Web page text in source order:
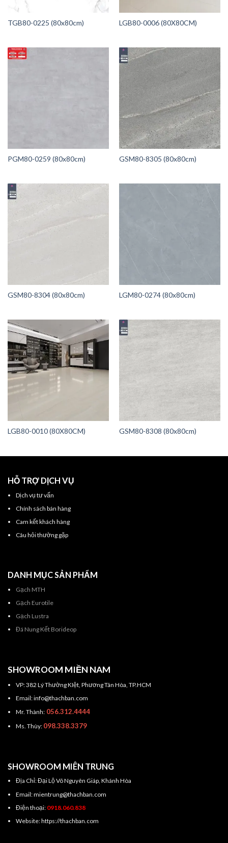
TGB80-0225 (80x80cm) LGB80-0006 (80X80CM)
PGM80-0259 (80x80cm) GSM80-8305 (80x80cm)
GSM80-8304 (80x80cm) LGM80-0274 (80x80cm)
LGB80-0010 (80X80CM) GSM80-8308 (80x80cm)
HỖ TRỢ DỊCH VỤ
Dịch vụ tư vấn
Chính sách bán hàng
Cam kết khách hàng
Câu hỏi thường gặp
DANH MỤC SẢN PHẨM
Gạch MTH
Gạch Eurotile
Gạch Lustra
Đá Nung Kết Borideop
SHOWROOM MIỀN NAM
VP: 382 Lý Thường KIệt, Phương Tân Hòa, TP.HCM
Email: info@thachban.com
Mr. Thành:056.312.4444
Ms. Thùy: 098.338.3379
SHOWROOM MIÊN TRUNG
Địa Chỉ: Đại Lộ Võ Nguyên Giáp, Khánh Hòa
Email: mientrung@thachban.com
Điện thoại: 0918.060.838
Website: https://thachban.com